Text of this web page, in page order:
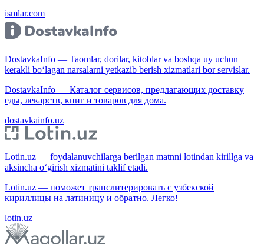
ismlar.com
DostavkaInfo — Taomlar, dorilar, kitoblar va boshqa uy uchun
kerakli bo‘lagan narsalarni yetkazib berish xizmatlari bor servislar.
DostavkaInfo — Каталог сервисов, предлагающих доставку
еды, лекарств, книг и товаров для дома.
dostavkainfo.uz
Lotin.uz — foydalanuvchilarga berilgan matnni lotindan kirillga va
aksincha o‘girish xizmatini taklif etadi.
Lotin.uz — поможет транслитерировать с узбекской
кириллицы на латиницу и обратно. Легко!
lotin.uz